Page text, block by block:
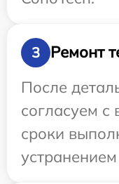
3
Ремонт
После
согласуем с
сроки